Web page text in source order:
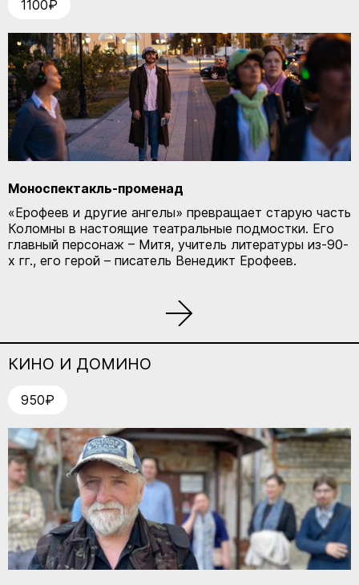
ЗАПИСАТЬСЯ
КУПИТЬ БИЛЕТ
1100₽
Моноспектакль-променад
«Ерофеев и другие ангелы» превращает старую часть
Коломны в настоящие театральные подмостки. Его
главный персонаж – Митя, учитель литературы из-90-
х гг., его герой – писатель Венедикт Ерофеев.
КИНО И ДОМИНО
950₽